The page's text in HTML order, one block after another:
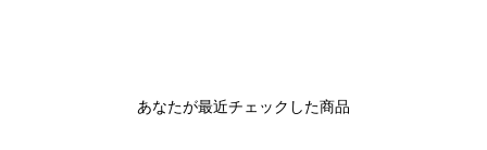
あなたが最近チェックした商品